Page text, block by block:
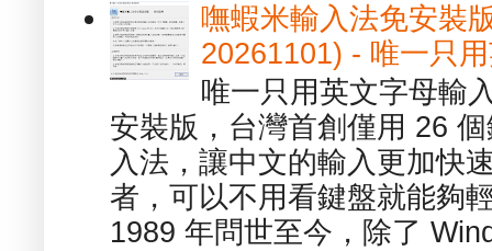
嘸蝦米輸入法免安裝
20261101) - 唯一只
唯一只用英文字母輸
安裝版，台灣首創僅用 26
入法，讓中文的輸入更加快
者，可以不用看鍵盤就能夠
1989 年問世至今，除了